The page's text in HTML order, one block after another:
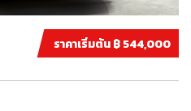
ราคาเริ่มต้น ฿ 544,000